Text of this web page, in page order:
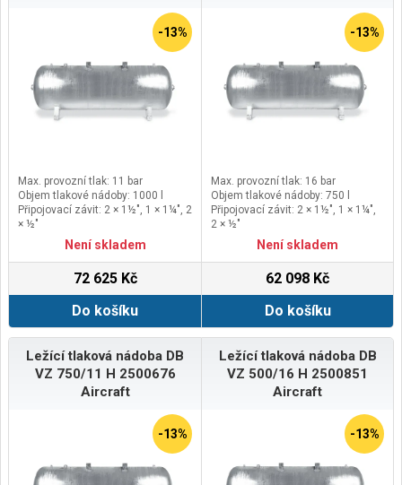
-13%
Max. provozní tlak: 11 bar
Objem tlakové nádoby: 1000 l
Připojovací závit: 2 × 1½", 1 × 1¼", 2
× ½"
Kontrolní otvor: 2 × Ruční
Není skladem
72 625 Kč
Do košíku
-13%
Max. provozní tlak: 16 bar
Objem tlakové nádoby: 750 l
Připojovací závit: 2 × 1½", 1 × 1¼",
2 × ½"
Kontrolní otvor: Ruční
Není skladem
62 098 Kč
Do košíku
Ležící tlaková nádoba DB
VZ 750/11 H 2500676
Aircraft
-13%
Ležící tlaková nádoba DB
VZ 500/16 H 2500851
Aircraft
-13%